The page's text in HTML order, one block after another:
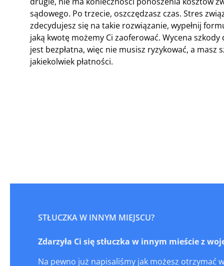
sądowego. Po trzecie, oszczędzasz czas. Stres
zdecydujesz się na takie rozwiązanie, wypełnij
jaką kwotę możemy Ci zaoferować. Wycena
jest bezpłatna, więc nie musisz ryzykować, a
jakiekolwiek płatności.
STŁUCZKA W INNYM MIEJSCU?
Zdarzyła Ci się stłuczka w innym mieście z
Na pewno już napisaliśmy jak możesz otrzymać